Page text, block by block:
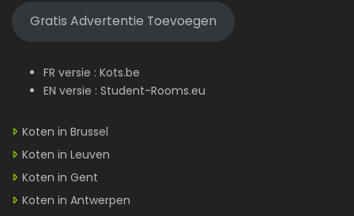
Gratis Advertentie Toevoegen
FR versie : Kots.be
EN versie : Student-Rooms.eu
Koten in Brussel
Koten in Leuven
Koten in Gent
Koten in Antwerpen